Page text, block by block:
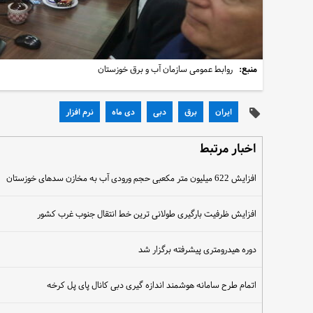
منبع: روابط عمومی سازمان آب و برق خوزستان
ایران برق دبی دی ماه نرم افزار
اخبار مرتبط
افزایش 622 میلیون متر مکعبی حجم ورودی آب به مخازن سد‌های خوزستان
افزایش ظرفیت بارگیری طولانی ترین خط انتقال جنوب غرب کشور
دوره هیدرومتری پیشرفته برگزار شد
اتمام طرح سامانه هوشمند اندازه گیری دبی کانال پای پل کرخه